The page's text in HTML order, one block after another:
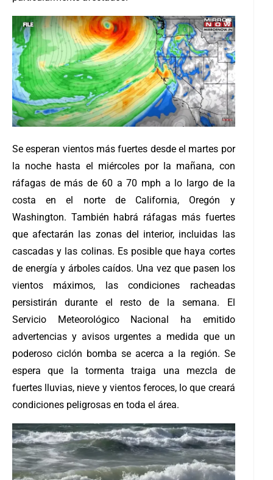
Se esperan vientos más fuertes desde el martes por
la noche hasta el miércoles por la mañana, con
ráfagas de más de 60 a 70 mph a lo largo de la
costa en el norte de California, Oregón y
Washington. También habrá ráfagas más fuertes
que afectarán las zonas del interior, incluidas las
cascadas y las colinas. Es posible que haya cortes
de energía y árboles caídos. Una vez que pasen los
vientos máximos, las condiciones racheadas
persistirán durante el resto de la semana. El
Servicio Meteorológico Nacional ha emitido
advertencias y avisos urgentes a medida que un
poderoso ciclón bomba se acerca a la región. Se
espera que la tormenta traiga una mezcla de
fuertes lluvias, nieve y vientos feroces, lo que creará
condiciones peligrosas en toda el área.